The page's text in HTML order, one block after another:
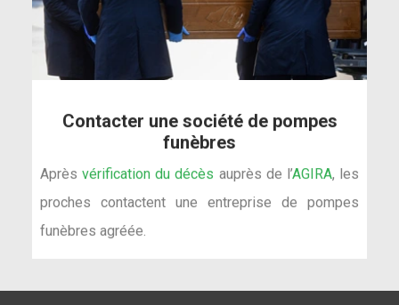
Contacter une société de pompes
funèbres
Après vérification du décès auprès de l’AGIRA
, les
proches contactent une entreprise de pompes
funèbres agréée.